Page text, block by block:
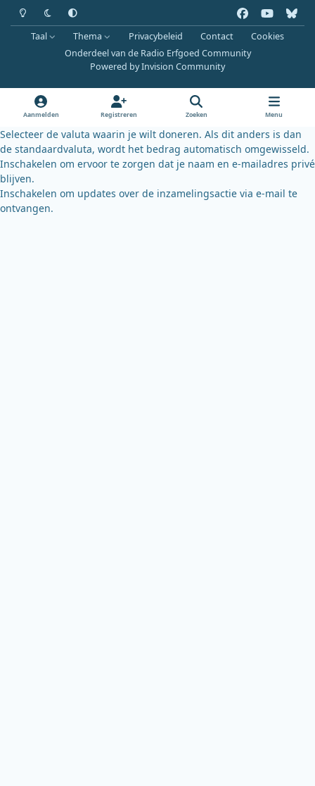
Heldere modus
Donkere modus
Systeemvoorkeur
a
c
e
k
o
u
b
l
u
k
y
Taal Thema Privacybeleid Contact
Cookies
Onderdeel van de Radio Erfgoed Community
Powered byInvision Community
Aanmelden Registreren Zoeken Menu
Selecteer de valuta waarin je wilt doneren. Als dit anders is dan
de standaardvaluta, wordt het bedrag automatisch omgewisseld.
Inschakelen om ervoor te zorgen dat je naam en e-mailadres privé
blijven.
Inschakelen om updates over de inzamelingsactie via e-mail te
ontvangen.